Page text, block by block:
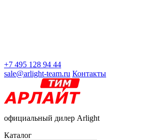
+7 495 128 94 44
sale@arlight-team.ru Контакты
официальный дилер Arlight
Каталог